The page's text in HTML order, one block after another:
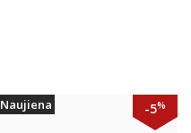
Naujiena -5%